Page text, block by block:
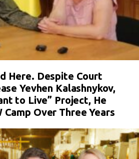
Here. Despite Court
Yevhen Kalashnykov,
to Live” Project, He
Camp Over Three Years